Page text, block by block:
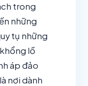
trong
những
tụ những
lồ
áp đảo
nơi dành